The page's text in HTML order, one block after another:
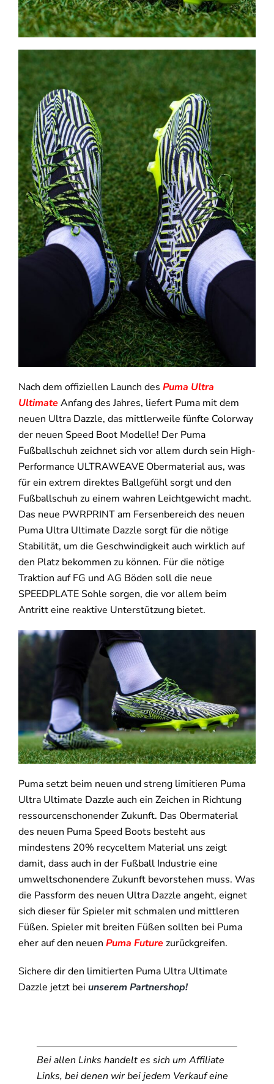
Nach dem offiziellen Launch des Puma Ultra
UltimateAnfang des Jahres, liefert Puma mit dem
neuen Ultra Dazzle, das mittlerweile fünfte Colorway
der neuen Speed Boot Modelle! Der Puma
Fußballschuh zeichnet sich vor allem durch sein High-
Performance ULTRAWEAVE Obermaterial aus, was
für ein extrem direktes Ballgefühl sorgt und den
Fußballschuh zu einem wahren Leichtgewicht macht.
Das neue PWRPRINT am Fersenbereich des neuen
Puma Ultra Ultimate Dazzle sorgt für die nötige
Stabilität, um die Geschwindigkeit auch wirklich auf
den Platz bekommen zu können. Für die nötige
Traktion auf FG und AG Böden soll die neue
SPEEDPLATE Sohle sorgen, die vor allem beim
Antritt eine reaktive Unterstützung bietet.
Puma setzt beim neuen und streng limitieren Puma
Ultra Ultimate Dazzle auch ein Zeichen in Richtung
ressourcenschonender Zukunft. Das Obermaterial
des neuen Puma Speed Boots besteht aus
mindestens 20% recyceltem Material uns zeigt
damit, dass auch in der Fußball Industrie eine
umweltschonendere Zukunft bevorstehen muss. Was
die Passform des neuen Ultra Dazzle angeht, eignet
sich dieser für Spieler mit schmalen und mittleren
Füßen. Spieler mit breiten Füßen sollten bei Puma
eher auf den neuen Puma Futurezurückgreifen.
Sichere dir den limitierten Puma Ultra Ultimate
Dazzle jetzt bei unserem Partnershop!
Bei allen Links handelt es sich um Affiliate
Links, bei denen wir bei jedem Verkauf eine